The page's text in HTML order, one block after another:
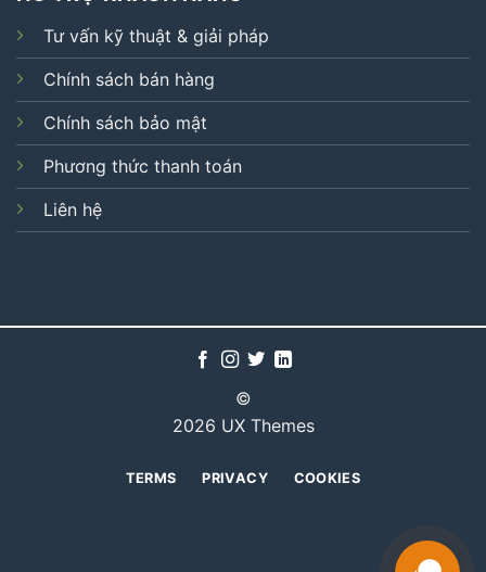
Tư vấn kỹ thuật & giải pháp
Chính sách bán hàng
Chính sách bảo mật
Phương thức thanh toán
Liên hệ
©
2026 UX Themes
TERMS PRIVACY COOKIES